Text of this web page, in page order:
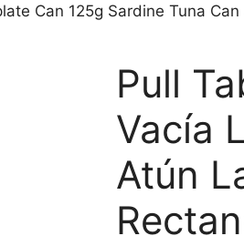
Can 125g Sardine Tuna
Pull
Vacía
Atún